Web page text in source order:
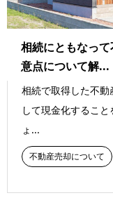
相続にともなっ
意点について解...
相続で取得した不
して現金化するこ
ょ...
不動産売却について